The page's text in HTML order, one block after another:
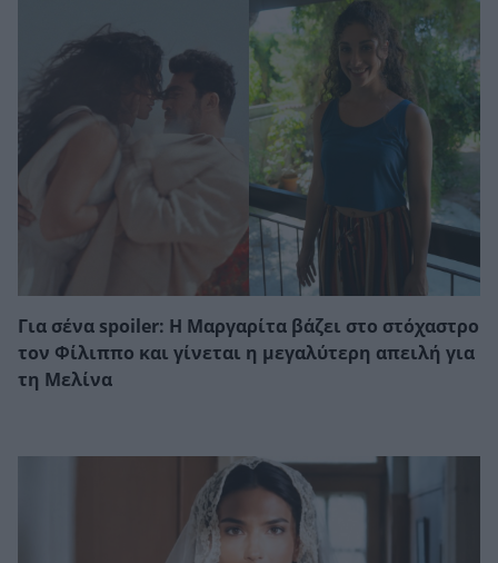
Για σένα spoiler: Η Μαργαρίτα βάζει στο στόχαστρο
τον Φίλιππο και γίνεται η μεγαλύτερη απειλή για
τη Μελίνα